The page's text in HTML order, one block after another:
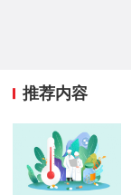
推荐内容